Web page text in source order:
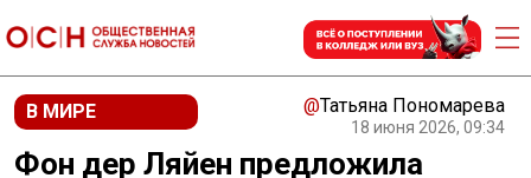
В МИРЕ @Татьяна Пономарева
18 июня 2026, 09:34
Фон дер Ляйен предложила